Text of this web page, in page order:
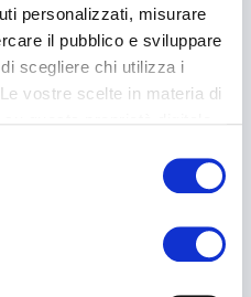
personalizzati, misurare
il pubblico e sviluppare
scegliere chi utilizza i
vostre scelte in materia di
consenso in qualsiasi
sui cookie o facendo clic
con Paccofacile.it
durante il trasporto
di perdere il valore…